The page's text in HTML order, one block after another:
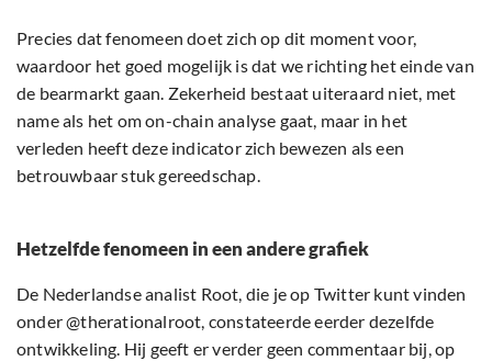
Precies dat fenomeen doet zich op dit moment voor,
waardoor het goed mogelijk is dat we richting het einde van
de bearmarkt gaan. Zekerheid bestaat uiteraard niet, met
name als het om on-chain analyse gaat, maar in het
verleden heeft deze indicator zich bewezen als een
betrouwbaar stuk gereedschap.
Hetzelfde fenomeen in een andere grafiek
De Nederlandse analist Root, die je op Twitter kunt vinden
onder @therationalroot, constateerde eerder dezelfde
ontwikkeling. Hij geeft er verder geen commentaar bij, op